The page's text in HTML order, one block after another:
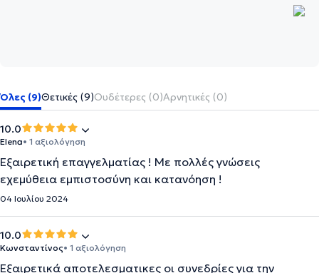
Όλες (9)Θετικές (9)Ουδέτερες (0)Αρνητικές (0)
10.0
Elena• 1 αξιολόγηση
Εξαιρετική επαγγελματίας ! Με πολλές γνώσεις
εχεμύθεια εμπιστοσύνη και κατανόηση !
04 Ιουλίου 2024
10.0
Κωνσταντίνος• 1 αξιολόγηση
Εξαιρετικά αποτελεσματικες οι συνεδρίες για την